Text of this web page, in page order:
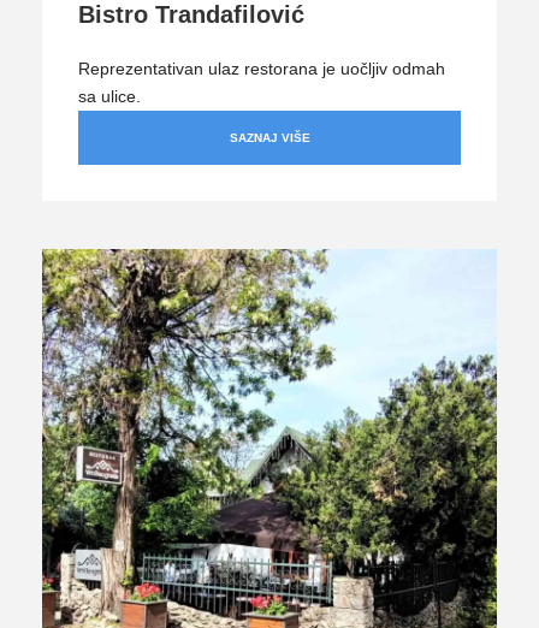
Bistro Trandafilović
Reprezentativan ulaz restorana je uočljiv odmah
sa ulice.
SAZNAJ VIŠE